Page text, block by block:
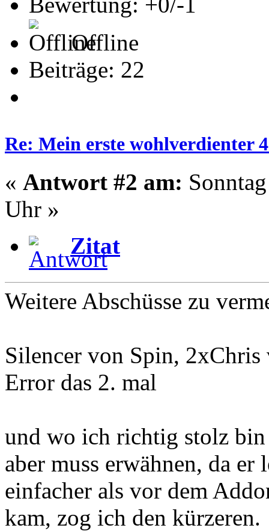
Offline
Beiträge: 22
Re: Mein erste wohlverdienter
« Antwort #2 am:
Uhr »
Zitat
Weitere Abschüsse zu
Silencer von Spin,
Error das 2. mal
und wo ich richtig stolz
aber muss erwähnen, da
einfacher als vor dem
kam, zog ich den kürzeren.